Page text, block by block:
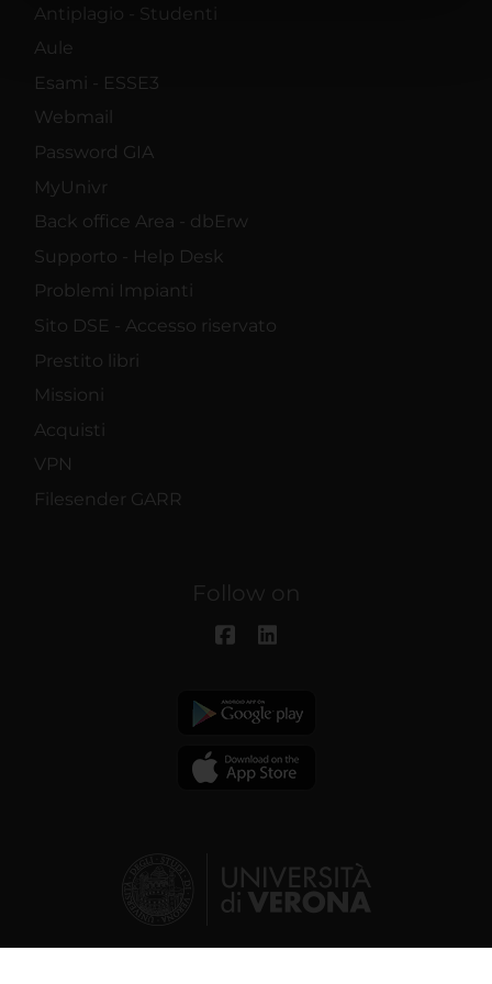
nostri partner che si occupano di analisi dei dati web,
raccolto dal tuo utilizzo dei loro servizi.
Antiplagio - Studenti
Aule
Esami - ESSE3
Webmail
Password GIA
MyUnivr
Back office Area - dbErw
Supporto - Help Desk
Problemi Impianti
Sito DSE - Accesso riservato
Prestito libri
Missioni
Acquisti
VPN
Filesender GARR
Follow on